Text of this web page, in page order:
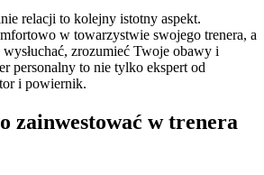
relacji to kolejny istotny aspekt.
w towarzystwie swojego trenera, a
zrozumieć Twoje obawy i
personalny to nie tylko ekspert od
i powiernik.
zainwestować w trenera